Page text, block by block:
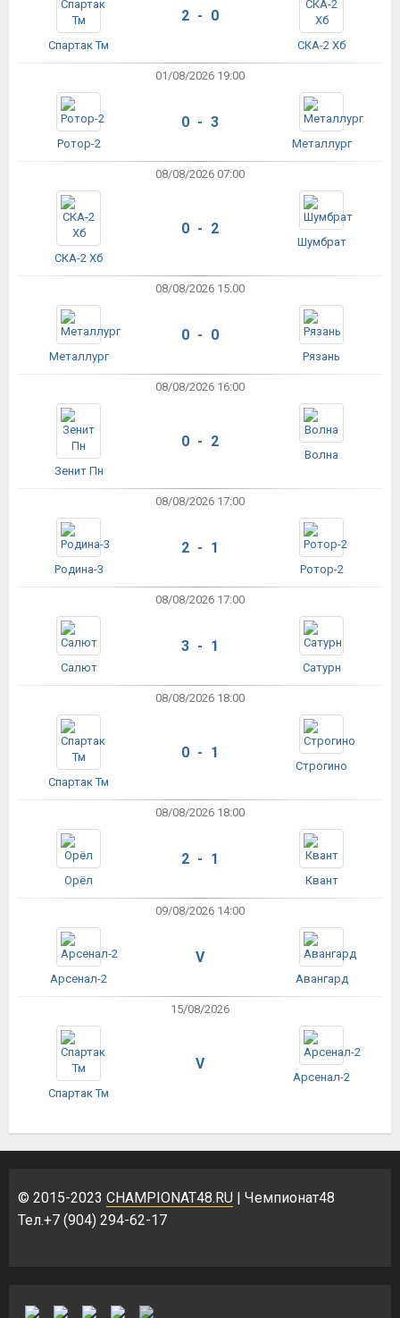
Спартак Тм
2 - 0
СКА-2 Хб
01/08/2026 19:00
Ротор-2
0 - 3
Металлург
08/08/2026 07:00
СКА-2 Хб
0 - 2
Шумбрат
08/08/2026 15:00
Металлург
0 - 0
Рязань
08/08/2026 16:00
Зенит Пн
0 - 2
Волна
08/08/2026 17:00
Родина-3
2 - 1
Ротор-2
08/08/2026 17:00
Салют
3 - 1
Сатурн
08/08/2026 18:00
Спартак Тм
0 - 1
Строгино
08/08/2026 18:00
Орёл
2 - 1
Квант
09/08/2026 14:00
Арсенал-2
V
Авангард
15/08/2026
Спартак Тм
V
Арсенал-2
© 2015-2023 CHAMPIONAT48.RU | Чемпионат48
Тел.+7 (904) 294-62-17